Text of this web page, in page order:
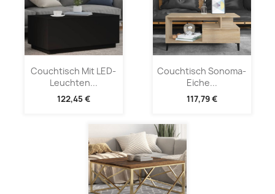
Couchtisch Mit LED-
Leuchten...
122,45 €
Couchtisch Sonoma-
Eiche...
117,79 €